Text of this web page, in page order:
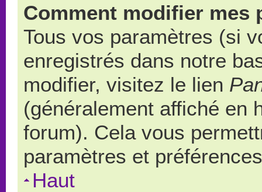
Comment modifier mes
Tous vos paramètres (si
enregistrés dans notre
modifier, visitez le lien
(généralement affiché en
forum). Cela vous
paramètres et
Haut